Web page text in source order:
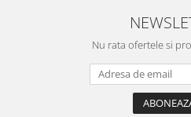
Nu rata ofertele si